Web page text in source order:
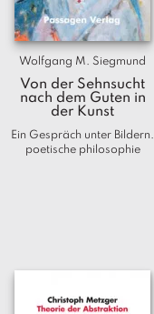
Wolfgang M. Siegmund
Von der Sehnsucht
nach dem Guten in
der Kunst
Ein Gespräch unter Bildern.
poetische philosophie